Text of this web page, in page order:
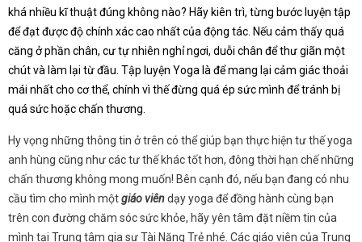
khá nhiều kĩ thuật đúng không nào? Hãy kiên trì, từng bước luyện tập
để đạt được độ chính xác cao nhất của động tác. Nếu cảm thấy quá
căng ở phần chân, cư tự nhiên nghỉ ngơi, duỗi chân để thư giãn một
chút và làm lại từ đầu. Tập luyện Yoga là để mang lại cảm giác thoải
mái nhất cho cơ thể, chính vì thế đừng quá ép sức mình để tránh bị
quá sức hoặc chấn thương.
Hy vọng những thông tin ở trên có thể giúp bạn thực hiện tư thế yoga
anh hùng cũng như các tư thế khác tốt hơn, đông thời hạn chế những
chấn thương không mong muốn! Bên cạnh đó, nếu bạn đang có nhu
cầu tìm cho mình mộtgiáo viêndạy yoga để đồng hành cùng bạn
trên con đường chăm sóc sức khỏe, hãy yên tâm đặt niềm tin của
mình tại Trung tâm gia sư Tài Năng Trẻ nhé. Các giáo viên của Trung